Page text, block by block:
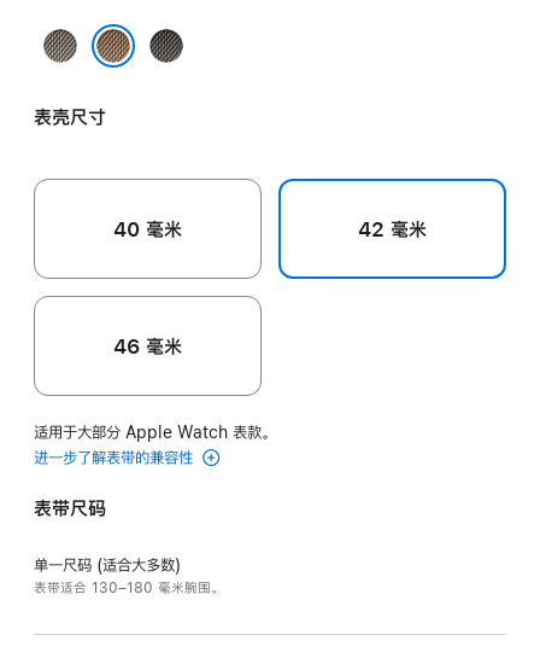
原
石
表壳尺寸
40 毫米 42 毫米
46 毫米
适用于大部分 Apple Watch 表款。
进一步了解表带的兼容性
表带尺码
单一尺码 (适合大多数)
表带适合 130–180 毫米腕围。